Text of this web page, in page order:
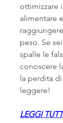
ottimizzare
alimentare
peso. Se
spalle le
conoscere
la perdita
leggere!
LEGGI